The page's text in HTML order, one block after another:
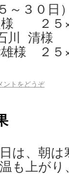
～３０日
様 ２５×
川 清様
様 ２５
ントをどうぞ
は、朝
も上が